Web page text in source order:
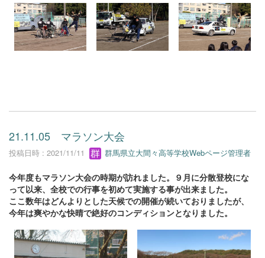
21.11.05 マラソン大会
投稿日時 : 2021/11/11 群馬県立大間々高等学校Webページ管理者
今年度もマラソン大会の時期が訪れました。９月に分散登校にな
って以来、全校での行事を初めて実施する事が出来ました。
ここ数年はどんよりとした天候での開催が続いておりましたが、
今年は爽やかな快晴で絶好のコンディションとなりました。